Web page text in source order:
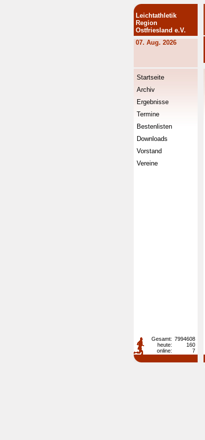
Leichtathletik
Region
Ostfriesland e.V.
07. Aug. 2026
Startseite
Archiv
Ergebnisse
Termine
Bestenlisten
Downloads
Vorstand
Vereine
Gesamt: 7994608
heute:
160
online:
7